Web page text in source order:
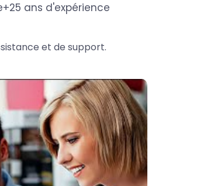
+25 ans d'expérience
et de support.